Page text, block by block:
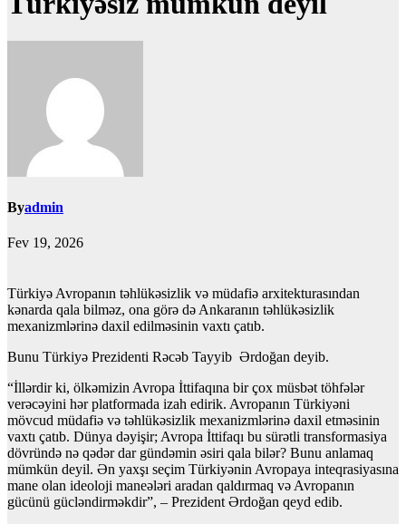
Byadmin
Fev 19, 2026
Türkiyə Avropanın təhlükəsizlik və müdafiə arxitekturasından
kənarda qala bilməz, ona görə də Ankaranın təhlükəsizlik
mexanizmlərinə daxil edilməsinin vaxtı çatıb.
Bunu Türkiyə Prezidenti Rəcəb Tayyib Ərdoğan deyib.
“İllərdir ki, ölkəmizin Avropa İttifaqına bir çox müsbət töhfələr
verəcəyini hər platformada izah edirik. Avropanın Türkiyəni
mövcud müdafiə və təhlükəsizlik mexanizmlərinə daxil etməsinin
vaxtı çatıb. Dünya dəyişir; Avropa İttifaqı bu sürətli transformasiya
dövründə nə qədər dar gündəmin əsiri qala bilər? Bunu anlamaq
mümkün deyil. Ən yaxşı seçim Türkiyənin Avropaya inteqrasiyasına
mane olan ideoloji maneələri aradan qaldırmaq və Avropanın
gücünü gücləndirməkdir”, – Prezident Ərdoğan qeyd edib.